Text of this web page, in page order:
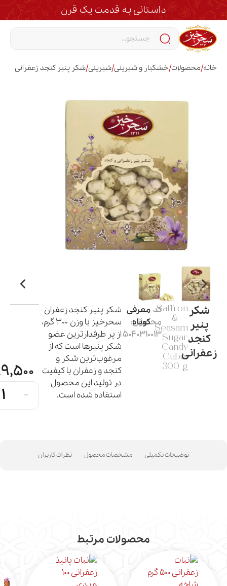
داستانی به قدمت یک قرن
خانه/محصولات/خشکبار و شیرینی/شیرینی/شکر پنیر کنجد زعفرانی
شکر
پنیر
کنجد
زعفرانی
Saffron
&
Seasam
Sugar
Candy
Cube,
300 g
کد
محصول:
5040310013
معرفی
کوتاه
شکر پنیر کنجد زعفران
سحرخیز با وزن ۳۰۰ گرم،‌
از پر طرفدارترین عضو
شکر پنیر‌ها است که از
مرغوب‌ترین شکر و
کنجد و زعفران با کیفیت
در تولید این محصول
استفاده شده است.
-
توضیحات تکمیلی مشخصات محصول نظرات کاربران
محصولات مرتبط